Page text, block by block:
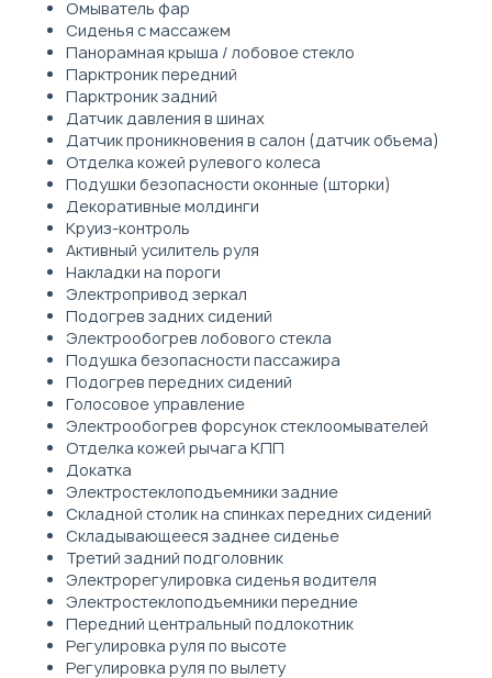
Омыватель фар
Сиденья с массажем
Панорамная крыша / лобовое стекло
Парктроник передний
Парктроник задний
Датчик давления в шинах
Датчик проникновения в салон (датчик объема)
Отделка кожей рулевого колеса
Подушки безопасности оконные (шторки)
Декоративные молдинги
Круиз-контроль
Активный усилитель руля
Накладки на пороги
Электропривод зеркал
Подогрев задних сидений
Электрообогрев лобового стекла
Подушка безопасности пассажира
Подогрев передних сидений
Голосовое управление
Электрообогрев форсунок стеклоомывателей
Отделка кожей рычага КПП
Докатка
Электростеклоподъемники задние
Складной столик на спинках передних сидений
Складывающееся заднее сиденье
Третий задний подголовник
Электрорегулировка сиденья водителя
Электростеклоподъемники передние
Передний центральный подлокотник
Регулировка руля по высоте
Регулировка руля по вылету